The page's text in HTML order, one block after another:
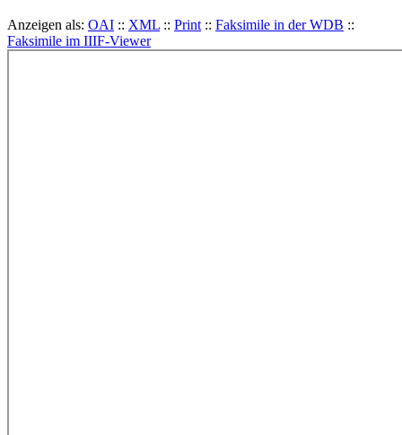
Anzeigen als: OAI :: XML :: Print :: Faksimile in der WDB ::
Faksimile im IIIF-Viewer